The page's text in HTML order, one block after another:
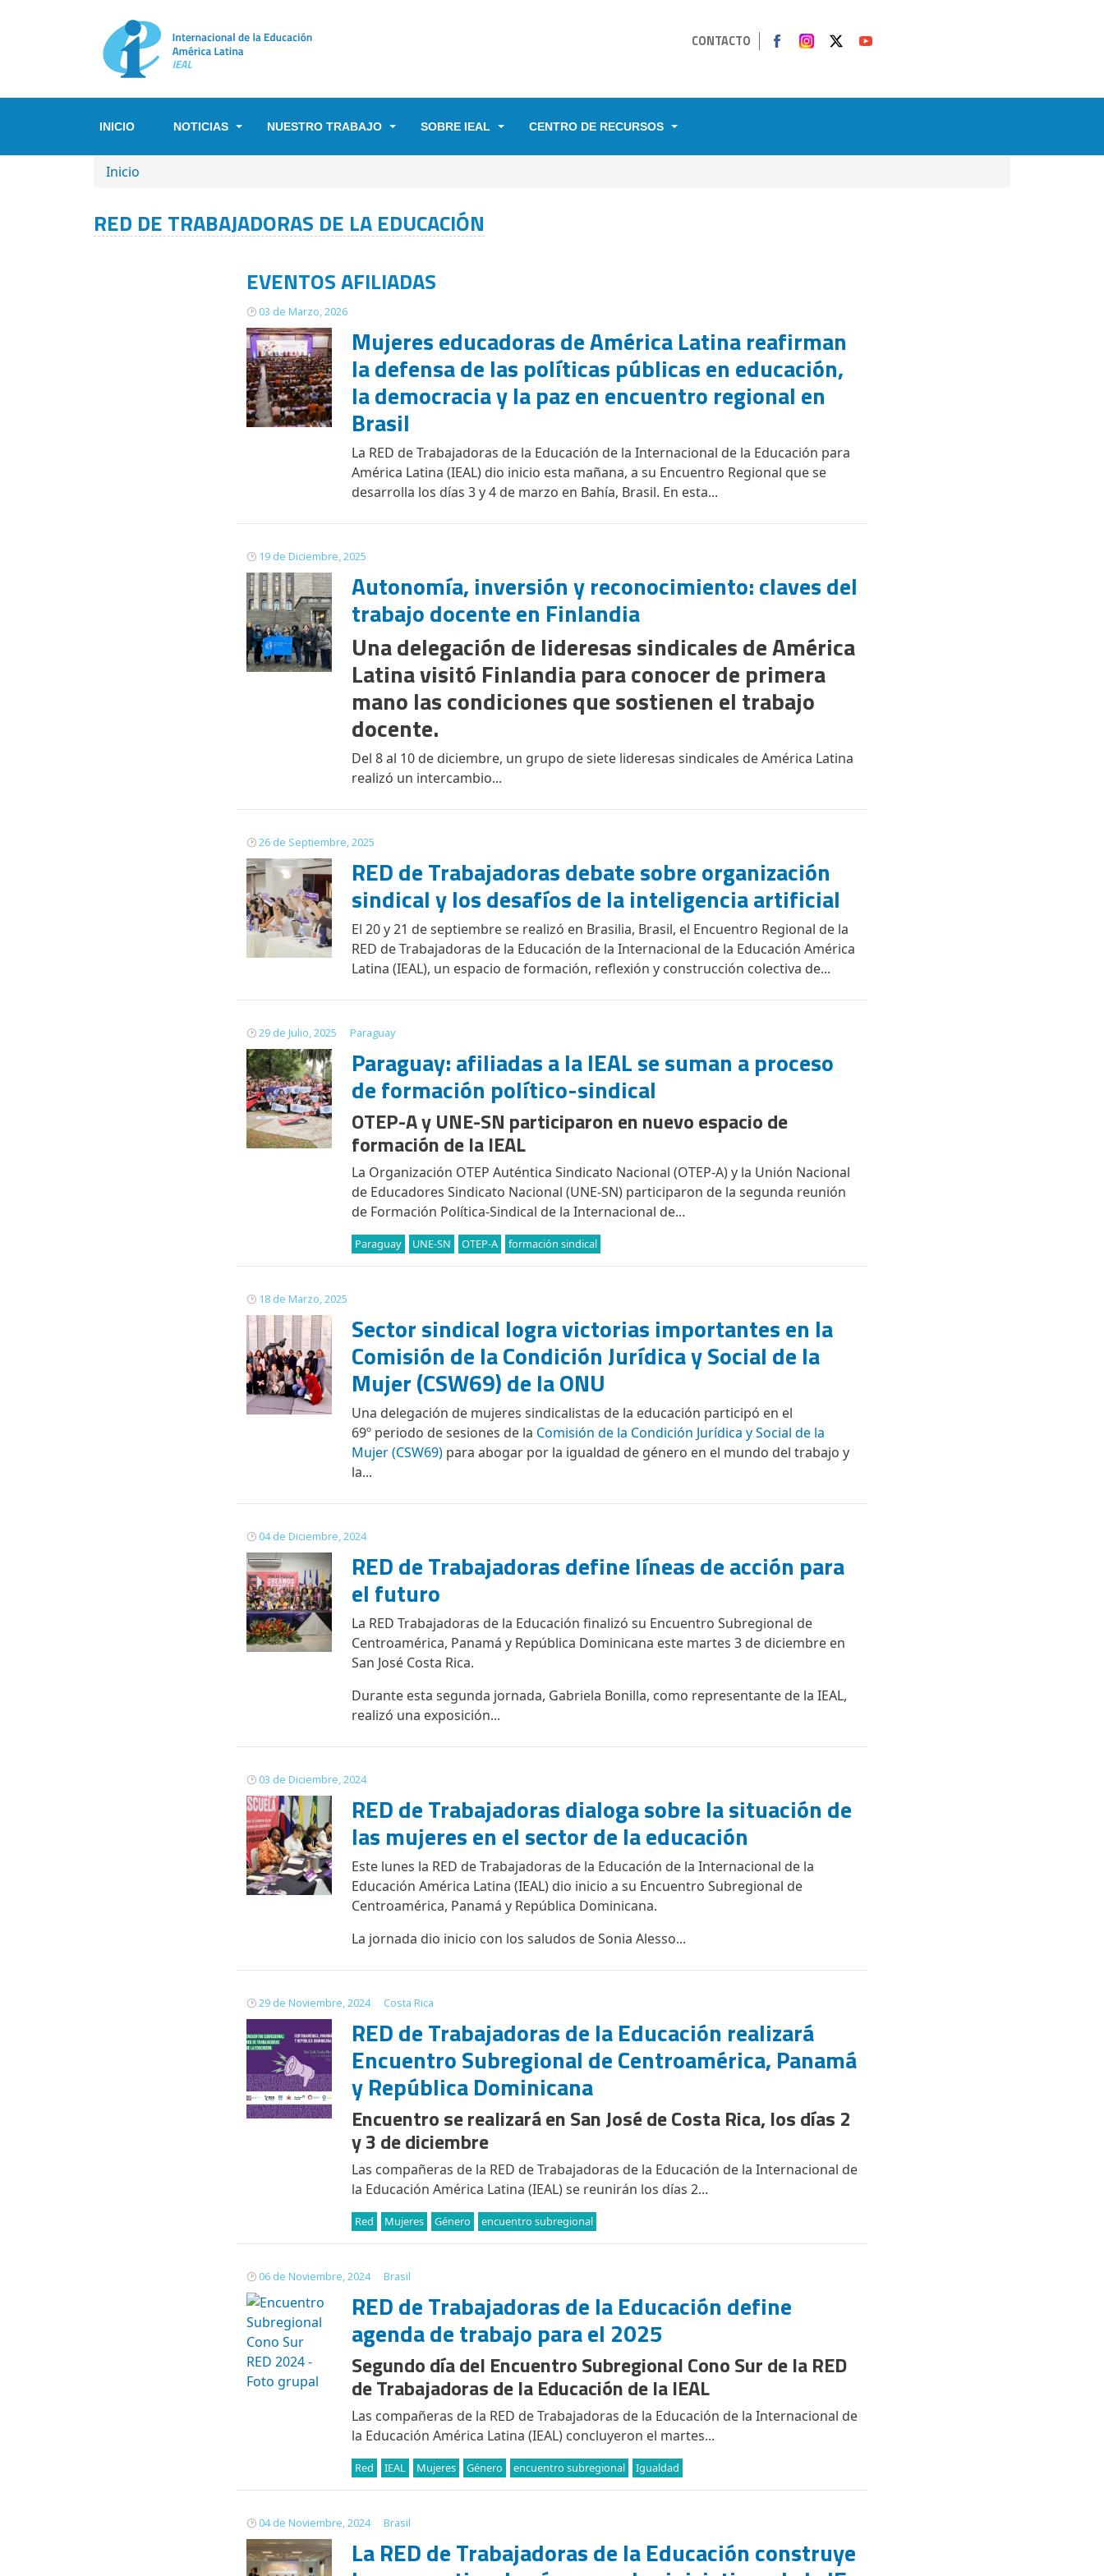
CONTACTO
INICIO NOTICIAS NUESTRO TRABAJO SOBRE IEAL CENTRO DE RECURSOS
SOBRESCRIBIR ENLACES DE AYUDA A LA NAVEGACIÓN
Inicio
RED DE TRABAJADORAS DE LA EDUCACIÓN
EVENTOS AFILIADAS
03 de Marzo, 2026
Mujeres educadoras de América Latina reafirman
la defensa de las políticas públicas en educación,
la democracia y la paz en encuentro regional en
Brasil
La RED de Trabajadoras de la Educación de la Internacional de la Educación para
América Latina (IEAL) dio inicio esta mañana, a su Encuentro Regional que se
desarrolla los días 3 y 4 de marzo en Bahía, Brasil. En esta...
19 de Diciembre, 2025
Autonomía, inversión y reconocimiento: claves del
trabajo docente en Finlandia
Una delegación de lideresas sindicales de América
Latina visitó Finlandia para conocer de primera
mano las condiciones que sostienen el trabajo
docente.
Del 8 al 10 de diciembre, un grupo de siete lideresas sindicales de América Latina
realizó un intercambio...
26 de Septiembre, 2025
RED de Trabajadoras debate sobre organización
sindical y los desafíos de la inteligencia artificial
El 20 y 21 de septiembre se realizó en Brasilia, Brasil, el Encuentro Regional de la
RED de Trabajadoras de la Educación de la Internacional de la Educación América
Latina (IEAL), un espacio de formación, reflexión y construcción colectiva de...
29 de Julio, 2025 Paraguay
Paraguay: afiliadas a la IEAL se suman a proceso
de formación político-sindical
OTEP-A y UNE-SN participaron en nuevo espacio de
formación de la IEAL
La Organización OTEP Auténtica Sindicato Nacional (OTEP-A) y la Unión Nacional
de Educadores Sindicato Nacional (UNE-SN) participaron de la segunda reunión
de Formación Política-Sindical de la Internacional de...
Paraguay UNE-SN OTEP-A formación sindical
18 de Marzo, 2025
Sector sindical logra victorias importantes en la
Comisión de la Condición Jurídica y Social de la
Mujer (CSW69) de la ONU
Una delegación de mujeres sindicalistas de la educación participó en el
69º periodo de sesiones de la Comisión de la Condición Jurídica y Social de la
Mujer (CSW69) para abogar por la igualdad de género en el mundo del trabajo y
la...
04 de Diciembre, 2024
RED de Trabajadoras define líneas de acción para
el futuro
La RED Trabajadoras de la Educación finalizó su Encuentro Subregional de
Centroamérica, Panamá y República Dominicana este martes 3 de diciembre en
San José Costa Rica.
Durante esta segunda jornada, Gabriela Bonilla, como representante de la IEAL,
realizó una exposición...
03 de Diciembre, 2024
RED de Trabajadoras dialoga sobre la situación de
las mujeres en el sector de la educación
Este lunes la RED de Trabajadoras de la Educación de la Internacional de la
Educación América Latina (IEAL) dio inicio a su Encuentro Subregional de
Centroamérica, Panamá y República Dominicana.
La jornada dio inicio con los saludos de Sonia Alesso...
29 de Noviembre, 2024 Costa Rica
RED de Trabajadoras de la Educación realizará
Encuentro Subregional de Centroamérica, Panamá
y República Dominicana
Encuentro se realizará en San José de Costa Rica, los días 2
y 3 de diciembre
Las compañeras de la RED de Trabajadoras de la Educación de la Internacional de
la Educación América Latina (IEAL) se reunirán los días 2...
Red Mujeres Género encuentro subregional
06 de Noviembre, 2024 Brasil
RED de Trabajadoras de la Educación define
agenda de trabajo para el 2025
Segundo día del Encuentro Subregional Cono Sur de la RED
de Trabajadoras de la Educación de la IEAL
Las compañeras de la RED de Trabajadoras de la Educación de la Internacional de
la Educación América Latina (IEAL) concluyeron el martes...
Red IEAL Mujeres Género encuentro subregional Igualdad
04 de Noviembre, 2024 Brasil
La RED de Trabajadoras de la Educación construye